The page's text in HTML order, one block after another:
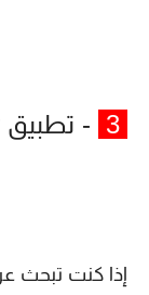
- تطبيق Holafly
إذا كنت تبحث